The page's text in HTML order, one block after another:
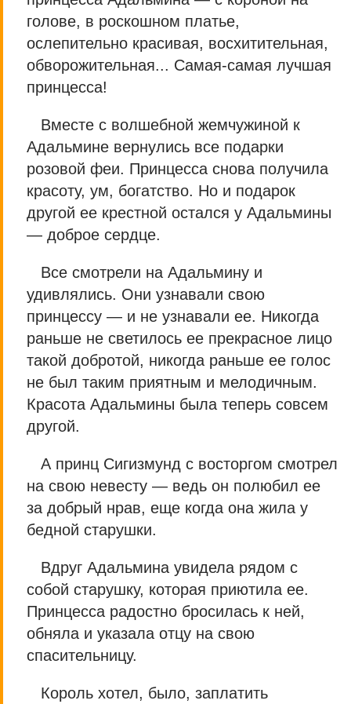
голове, в роскошном платье,
ослепительно красивая, восхитительная,
обворожительная... Самая-самая лучшая
принцесса!
Вместе с волшебной жемчужиной к
Адальмине вернулись все подарки
розовой феи. Принцесса снова получила
красоту, ум, богатство. Но и подарок
другой ее крестной остался у Адальмины
— доброе сердце.
Все смотрели на Адальмину и
удивлялись. Они узнавали свою
принцессу — и не узнавали ее. Никогда
раньше не светилось ее прекрасное лицо
такой добротой, никогда раньше ее голос
не был таким приятным и мелодичным.
Красота Адальмины была теперь совсем
другой.
А принц Сигизмунд с восторгом смотрел
на свою невесту — ведь он полюбил ее
за добрый нрав, еще когда она жила у
бедной старушки.
Вдруг Адальмина увидела рядом с
собой старушку, которая приютила ее.
Принцесса радостно бросилась к ней,
обняла и указала отцу на свою
спасительницу.
Король хотел, было, заплатить